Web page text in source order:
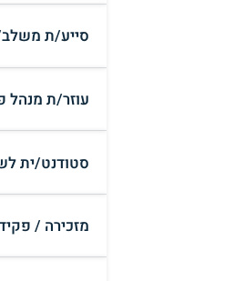
סייע/ת
עוזר/ת מנהל
סטודנט/ית
מזכירה /